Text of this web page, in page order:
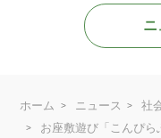
ニ
ホーム ニュース
社
お座敷遊び「こんぴ